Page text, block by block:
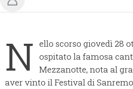
N ello scorso giovedì 28
ospitato la famosa
Mezzanotte, nota al
aver vinto il Festival di